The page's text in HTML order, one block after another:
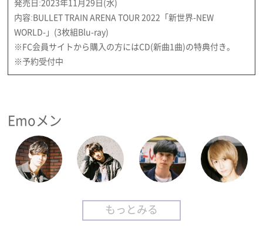
内容:BULLET TRAIN ARENA TOUR 2022「新世界-NEW
WORLD-」(3枚組Blu-ray)
※FC会員サイトから購入の方にはCD(新曲1曲)の特典付き。
※予約受付中
Emoメン
もっとみる